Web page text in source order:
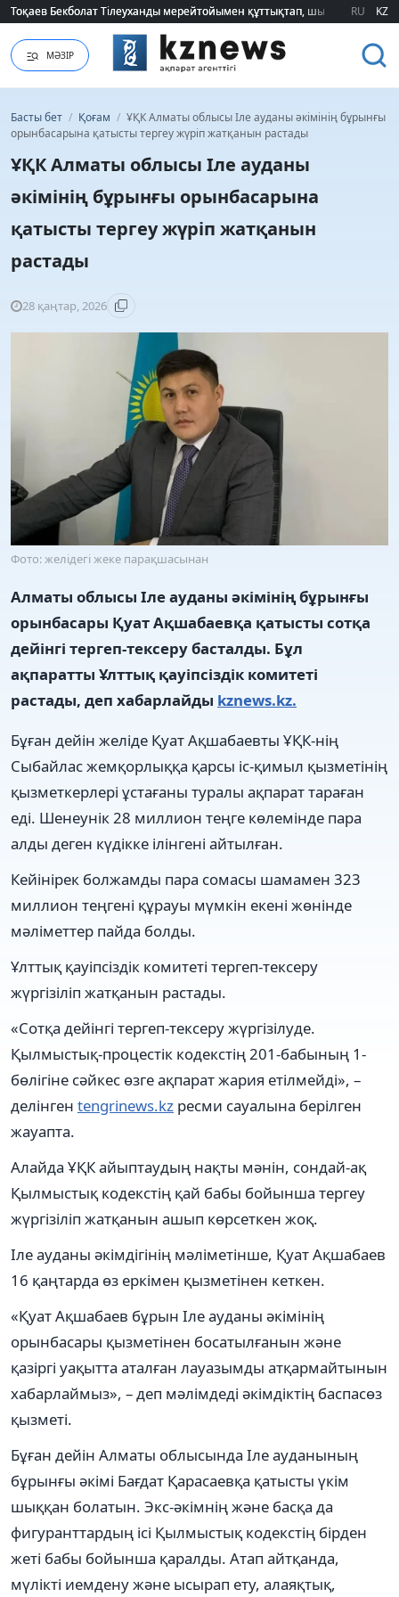
Тоқаев Бекболат Тілеуханды мерейтойымен құттықтап, шығармашылық
Тоқаев Бекболат Тілеуханды мерейтойымен құттықтап, шығармашылық
RU KZ
МӘЗІР
Басты бет / Қоғам / ҰҚК Алматы облысы Іле ауданы әкімінің бұрынғы
орынбасарына қатысты тергеу жүріп жатқанын растады
ҰҚК Алматы облысы Іле ауданы
әкімінің бұрынғы орынбасарына
қатысты тергеу жүріп жатқанын
растады
28 қаңтар, 2026
Фото: желідегі жеке парақшасынан
Алматы облысы Іле ауданы әкімінің бұрынғы
орынбасары Қуат Ақшабаевқа қатысты сотқа
дейінгі тергеп-тексеру басталды. Бұл
ақпаратты Ұлттық қауіпсіздік комитеті
растады, деп хабарлайды kznews.kz.
Бұған дейін желіде Қуат Ақшабаевты ҰҚК-нің
Сыбайлас жемқорлыққа қарсы іс-қимыл қызметінің
қызметкерлері ұстағаны туралы ақпарат тараған
еді. Шенеунік 28 миллион теңге көлемінде пара
алды деген күдікке ілінгені айтылған.
Кейінірек болжамды пара сомасы шамамен 323
миллион теңгені құрауы мүмкін екені жөнінде
мәліметтер пайда болды.
Ұлттық қауіпсіздік комитеті тергеп-тексеру
жүргізіліп жатқанын растады.
«Сотқа дейінгі тергеп-тексеру жүргізілуде.
Қылмыстық-процестік кодекстің 201-бабының 1-
бөлігіне сәйкес өзге ақпарат жария етілмейді», –
делінген tengrinews.kz ресми сауалына берілген
жауапта.
Алайда ҰҚК айыптаудың нақты мәнін, сондай-ақ
Қылмыстық кодекстің қай бабы бойынша тергеу
жүргізіліп жатқанын ашып көрсеткен жоқ.
Іле ауданы әкімдігінің мәліметінше, Қуат Ақшабаев
16 қаңтарда өз еркімен қызметінен кеткен.
«Қуат Ақшабаев бұрын Іле ауданы әкімінің
орынбасары қызметінен босатылғанын және
қазіргі уақытта аталған лауазымды атқармайтынын
хабарлаймыз», – деп мәлімдеді әкімдіктің баспасөз
қызметі.
Бұған дейін Алматы облысында Іле ауданының
бұрынғы әкімі Бағдат Қарасаевқа қатысты үкім
шыққан болатын. Экс-әкімнің және басқа да
фигуранттардың ісі Қылмыстық кодекстің бірден
жеті бабы бойынша қаралды. Атап айтқанда,
мүлікті иемдену және ысырап ету, алаяқтық,